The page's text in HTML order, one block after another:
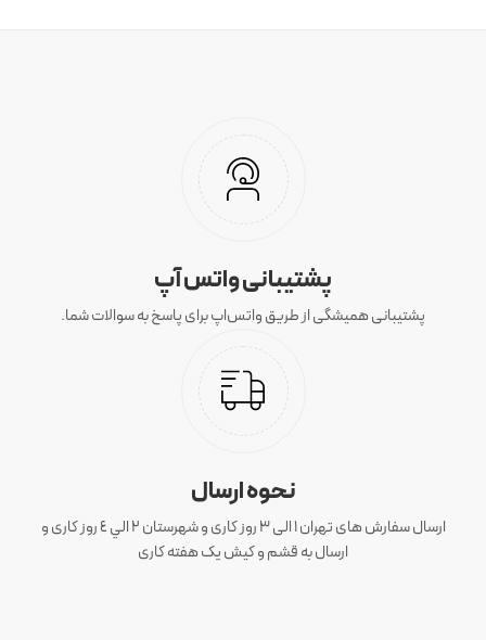
پشتیبانی واتس آپ
پشتیبانی همیشگی از طریق واتس‌اپ برای پاسخ به سوالات شما.
نحوه ارسال
ارسال سفارش های تهران 1 الی 3 روز کاری و شهرستان ٢ الي ٤ روز کاری و
ارسال به قشم و کیش یک هفته کاری